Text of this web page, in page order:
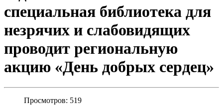
специальная библиотека для
незрячих и слабовидящих
проводит региональную
акцию «День добрых сердец»
Просмотров: 519